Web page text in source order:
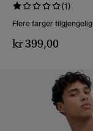
(1)
Flere farger tilgjengelig
kr 399,00